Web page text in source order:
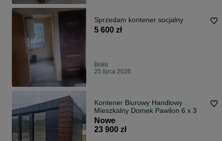
Sprzedam kontener socjalny
5 600 zł
Biała
25 lipca 2026
Kontener Biurowy Handlowy
Mieszkalny Domek Pawilon 6 x 3
Nowe
23 900 zł